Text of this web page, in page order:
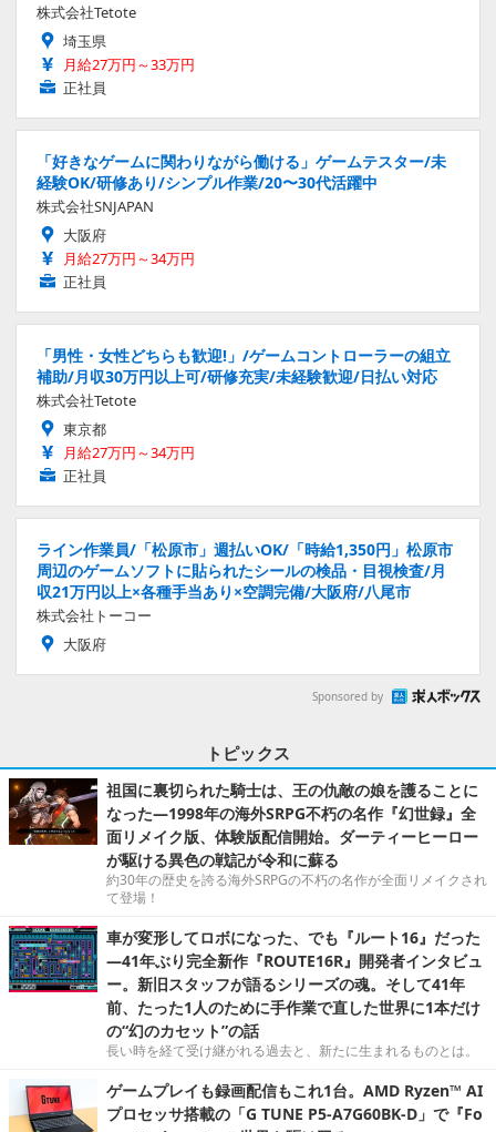
株式会社Tetote
埼玉県
月給27万円～33万円
正社員
「好きなゲームに関わりながら働ける」ゲームテスター/未
経験OK/研修あり/シンプル作業/20〜30代活躍中
株式会社SNJAPAN
大阪府
月給27万円～34万円
正社員
「男性・女性どちらも歓迎!」/ゲームコントローラーの組立
補助/月収30万円以上可/研修充実/未経験歓迎/日払い対応
株式会社Tetote
東京都
月給27万円～34万円
正社員
ライン作業員/「松原市」週払いOK/「時給1,350円」松原市
周辺のゲームソフトに貼られたシールの検品・目視検査/月
収21万円以上×各種手当あり×空調完備/大阪府/八尾市
株式会社トーコー
大阪府
Sponsored by
トピックス
祖国に裏切られた騎士は、王の仇敵の娘を護ることに
なった―1998年の海外SRPG不朽の名作『幻世録』全
面リメイク版、体験版配信開始。ダーティーヒーロー
が駆ける異色の戦記が令和に蘇る
約30年の歴史を誇る海外SRPGの不朽の名作が全面リメイクされ
て登場！
車が変形してロボになった、でも『ルート16』だった
―41年ぶり完全新作『ROUTE16R』開発者インタビュ
ー。新旧スタッフが語るシリーズの魂。そして41年
前、たった1人のために手作業で直した世界に1本だけ
の“幻のカセット”の話
長い時を経て受け継がれる過去と、新たに生まれるものとは。
ゲームプレイも録画配信もこれ1台。AMD Ryzen™ AI
プロセッサ搭載の「G TUNE P5-A7G60BK-D」で『Fo